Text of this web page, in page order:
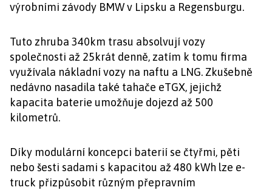
výrobními závody BMW v Lipsku a Regensburgu.
Tuto zhruba 340km trasu absolvují vozy
společnosti až 25krát denně, zatím k tomu firma
využívala nákladní vozy na naftu a LNG. Zkušebně
nedávno nasadila také tahače eTGX, jejichž
kapacita baterie umožňuje dojezd až 500
kilometrů.
Díky modulární koncepci baterií se čtyřmi, pěti
nebo šesti sadami s kapacitou až 480 kWh lze e-
truck přizpůsobit různým přepravním